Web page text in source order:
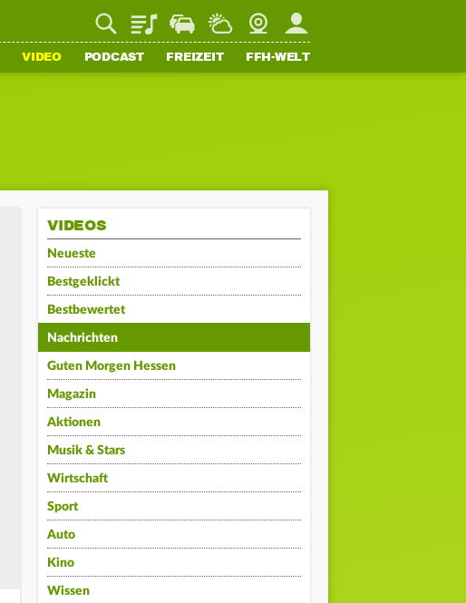
PlaylistStaupilotWetterWebcamMein FFH
VIDEO PODCAST FREIZEIT FFH-WELT
VIDEOS
Neueste
Bestgeklickt
Bestbewertet
Nachrichten
Guten Morgen Hessen
Magazin
Aktionen
Musik & Stars
Wirtschaft
Sport
Auto
Kino
Wissen